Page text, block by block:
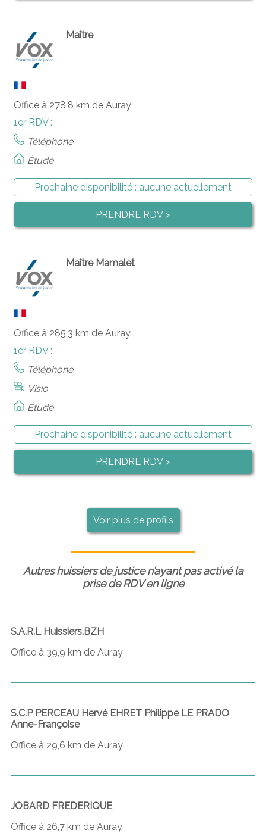
Maître
Office à 278,8 km de Auray
1er RDV :
Téléphone
Étude
Prochaine disponibilité : aucune actuellement
PRENDRE RDV >
Maître Mamalet
Office à 285,3 km de Auray
1er RDV :
Téléphone
Visio
Étude
Prochaine disponibilité : aucune actuellement
PRENDRE RDV >
Voir plus de profils
Autres huissiers de justice n’ayant pas activé la
prise de RDV en ligne
S.A.R.L Huissiers.BZH
Office à 39,9 km de Auray
S.C.P PERCEAU Hervé EHRET Philippe LE PRADO
Anne-Françoise
Office à 29,6 km de Auray
JOBARD FREDERIQUE
Office à 26,7 km de Auray